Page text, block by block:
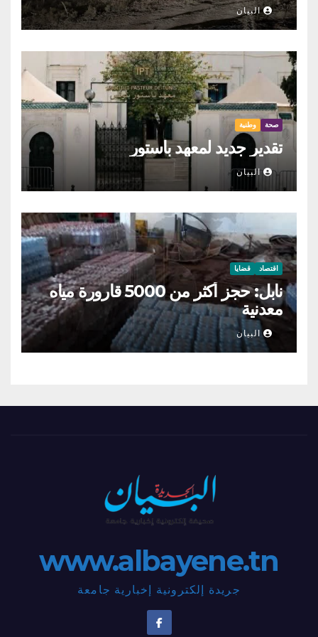
البيان
صحة وطنية
تقدير جديد لمعهد باستور
البيان
اقتصاد قضايا
نابل: حجز أكثر من 5000 قارورة مياه
معدنية
البيان
www.albayene.tn
جريدة إلكترونية إخبارية جامعة